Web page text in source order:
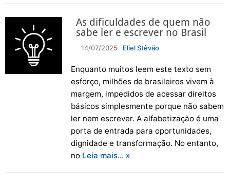
As dificuldades de quem não
sabe ler e escrever no Brasil
14/07/2025 Eliel Stêvão
Enquanto muitos leem este texto sem
esforço, milhões de brasileiros vivem à
margem, impedidos de acessar direitos
básicos simplesmente porque não sabem
ler nem escrever. A alfabetização é uma
porta de entrada para oportunidades,
dignidade e transformação. No entanto,
no Leia mais… »